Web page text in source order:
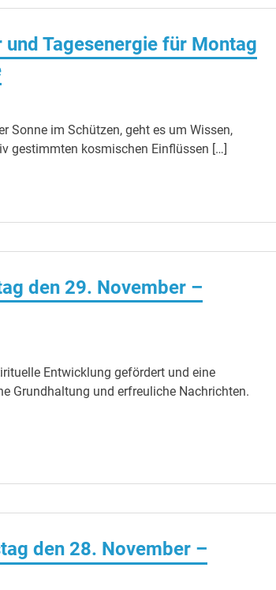
Tagesenergie für Montag
Sonne im Schützen, geht es um Wissen,
gestimmten kosmischen Einflüssen […]
den 29. November –
Entwicklung gefördert und eine
Grundhaltung und erfreuliche Nachrichten.
den 28. November –